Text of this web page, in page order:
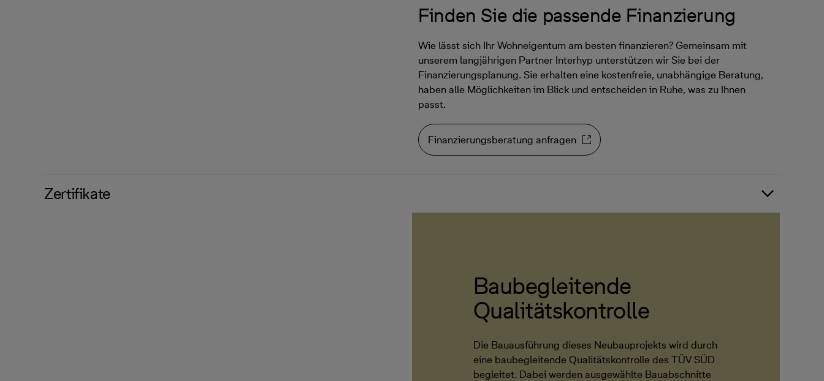
Finden Sie die passende Finanzierung
Wie lässt sich Ihr Wohneigentum am besten finanzieren? Gemeinsam mit
unserem langjährigen Partner Interhyp unterstützen wir Sie bei der
Finanzierungsplanung. Sie erhalten eine kostenfreie, unabhängige Beratung,
haben alle Möglichkeiten im Blick und entscheiden in Ruhe, was zu Ihnen
passt.
Finanzierungsberatung anfragen
Zertifikate
Baubegleitende
Qualitätskontrolle
Die Bauausführung dieses Neubauprojekts wird durch
eine baubegleitende Qualitätskontrolle des TÜV SÜD
begleitet. Dabei werden ausgewählte Bauabschnitte